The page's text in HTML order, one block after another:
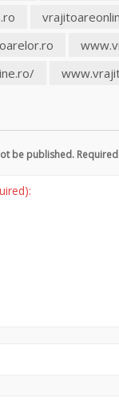
be published.